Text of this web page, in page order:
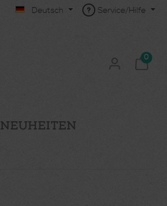
Deutsch Service/Hilfe
0
NEUHEITEN